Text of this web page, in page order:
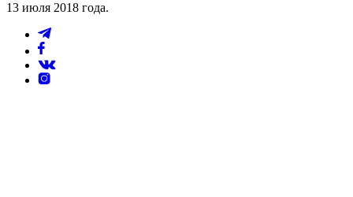
13 июля 2018 года.